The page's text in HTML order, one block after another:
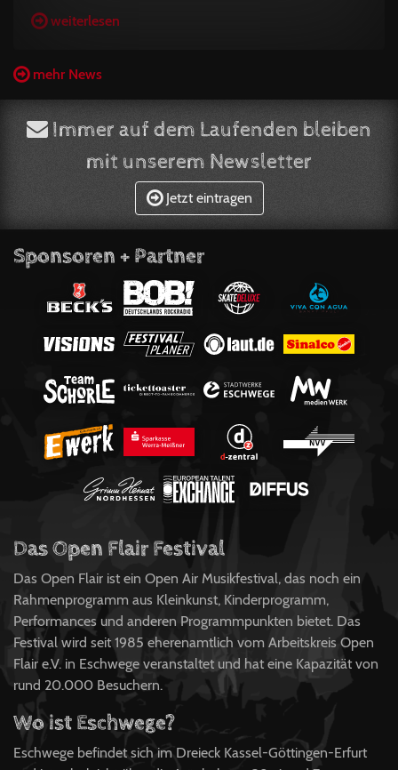
weiterlesen
mehr News
Immer auf dem Laufenden bleiben
mit unserem Newsletter
Jetzt eintragen
Sponsoren + Partner
Das Open Flair Festival
Das Open Flair ist ein Open Air Musikfestival, das noch ein
Rahmenprogramm aus Kleinkunst, Kinderprogramm,
Performances und anderen Programmpunkten bietet. Das
Festival wird seit 1985 eherenamtlich vom Arbeitskreis Open
Flair e.V. in Eschwege veranstaltet und hat eine Kapazität von
rund 20.000 Besuchern.
Wo ist Eschwege?
Eschwege befindet sich im Dreieck Kassel-Göttingen-Erfurt